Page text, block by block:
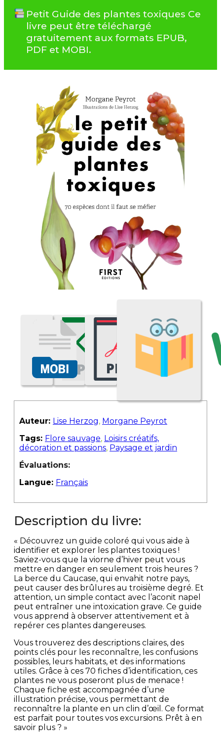
Petit Guide des plantes toxiques Ce
livre peut être téléchargé
gratuitement aux formats EPUB,
PDF et MOBI.
Auteur: Lise Herzog, Morgane Peyrot
Tags: Flore sauvage, Loisirs créatifs,
décoration et passions, Paysage et jardin
Évaluations:
Langue: Français
Description du livre:
« Découvrez un guide coloré qui vous aide à
identifier et explorer les plantes toxiques !
Saviez-vous que la viorne d’hiver peut vous
mettre en danger en seulement trois heures ?
La berce du Caucase, qui envahit notre pays,
peut causer des brûlures au troisième degré. Et
attention, un simple contact avec l’aconit napel
peut entraîner une intoxication grave. Ce guide
vous apprend à observer attentivement et à
repérer ces plantes dangereuses.
Vous trouverez des descriptions claires, des
points clés pour les reconnaître, les confusions
possibles, leurs habitats, et des informations
utiles. Grâce à ces 70 fiches d’identification, ces
plantes ne vous poseront plus de menace !
Chaque fiche est accompagnée d’une
illustration précise, vous permettant de
reconnaître la plante en un clin d’œil. Ce format
est parfait pour toutes vos excursions. Prêt à en
savoir plus ? »